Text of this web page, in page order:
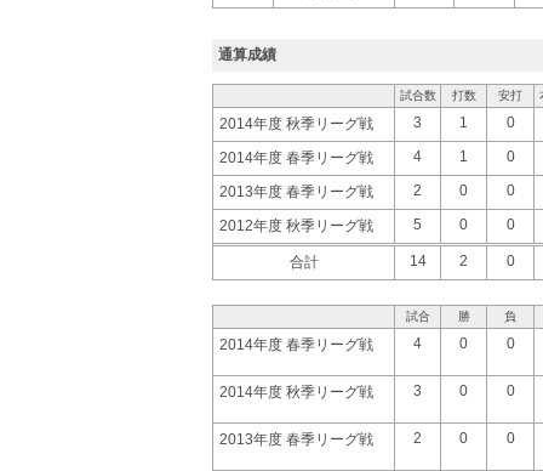
通算成績
試合数 打数 安打
2014年度 秋季リーグ戦 3 1 0
2014年度 春季リーグ戦 4 1 0
2013年度 春季リーグ戦 2 0 0
2012年度 秋季リーグ戦 5 0 0
合計 14 2 0
試合 勝 負
2014年度 春季リーグ戦 4 0 0
2014年度 秋季リーグ戦 3 0 0
2013年度 春季リーグ戦 2 0 0